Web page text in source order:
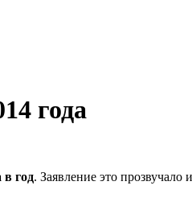
года
в год. Заявление это прозвучало